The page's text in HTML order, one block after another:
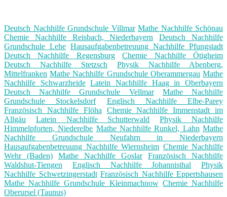
Deutsch Nachhilfe Grundschule Villmar Mathe Nachhilfe Schönau
Chemie Nachhilfe Reisbach, Niederbayern
Deutsch Nachhilfe
Grundschule Lehe Hausaufgabenbetreuung Nachhilfe Pfungstadt
Deutsch Nachhilfe Regensburg
Chemie Nachhilfe Ötigheim
Deutsch Nachhilfe Stetzsch
Physik Nachhilfe Abenberg,
Mittelfranken Mathe Nachhilfe Grundschule Oberammergau Mathe
Nachhilfe Schwarzheide Latein Nachhilfe Haag in Oberbayern
Deutsch Nachhilfe Grundschule Vellmar
Mathe Nachhilfe
Grundschule Stockelsdorf
Englisch Nachhilfe Elbe-Parey
Französisch Nachhilfe Flöha
Chemie Nachhilfe Immenstadt im
Allgäu
Latein Nachhilfe Schutterwald
Physik Nachhilfe
Himmelpforten, Niederelbe Mathe Nachhilfe Runkel, Lahn Mathe
Nachhilfe Grundschule Neufahrn in Niederbayern
Hausaufgabenbetreuung Nachhilfe Wiernsheim Chemie Nachhilfe
Wehr (Baden)
Mathe Nachhilfe Goslar
Französisch Nachhilfe
Waldshut-Tiengen
Englisch Nachhilfe Johannisthal
Physik
Nachhilfe Schwetzingerstadt Französisch Nachhilfe Eppertshausen
Mathe Nachhilfe Grundschule Kleinmachnow Chemie Nachhilfe
Oberursel (Taunus)